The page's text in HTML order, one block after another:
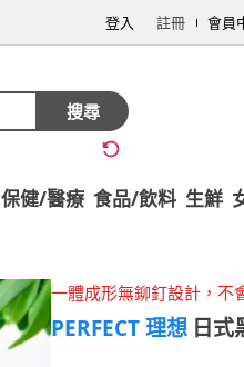
登入 註冊 會員
搜尋
保健/醫療 食品/飲料 生鮮
一體成形無鉚釘設計，不
PERFECT 理想 日式